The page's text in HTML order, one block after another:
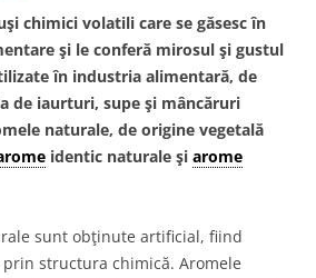
chimici volatili care se găsesc în
şi le conferă mirosul şi gustul
în industria alimentară, de
de iaurturi, supe şi mâncăruri
naturale, de origine vegetală
identic naturale şi arome
sunt obţinute artificial, fiind
structura chimică. Aromele